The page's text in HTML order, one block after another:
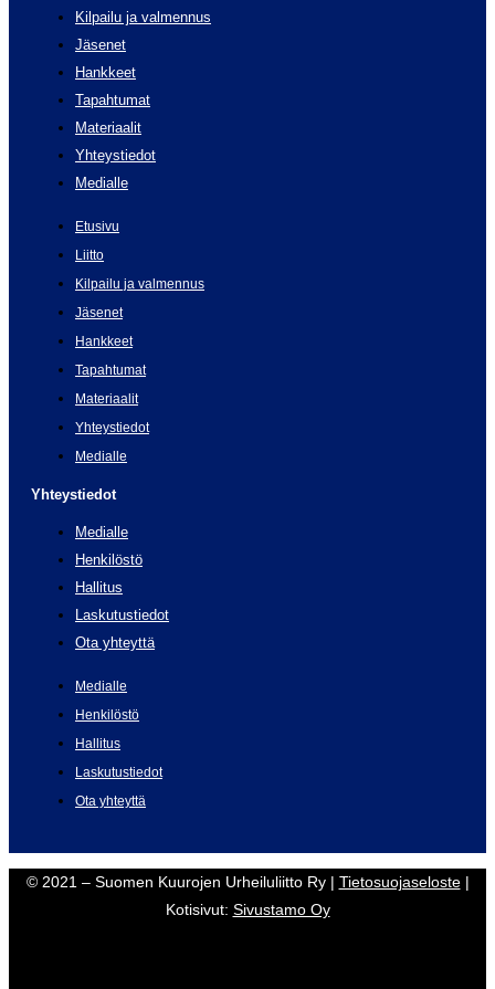
Kilpailu ja valmennus
Jäsenet
Hankkeet
Tapahtumat
Materiaalit
Yhteystiedot
Medialle
Etusivu
Liitto
Kilpailu ja valmennus
Jäsenet
Hankkeet
Tapahtumat
Materiaalit
Yhteystiedot
Medialle
Yhteystiedot
Medialle
Henkilöstö
Hallitus
Laskutustiedot
Ota yhteyttä
Medialle
Henkilöstö
Hallitus
Laskutustiedot
Ota yhteyttä
© 2021 – Suomen Kuurojen Urheiluliitto Ry | Tietosuojaseloste|
Kotisivut: Sivustamo Oy